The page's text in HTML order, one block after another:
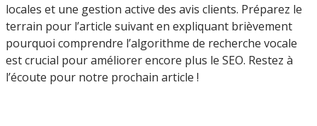
locales et une gestion active des avis clients. Préparez le
terrain pour l’article suivant en expliquant brièvement
pourquoi comprendre l’algorithme de recherche vocale
est crucial pour améliorer encore plus le SEO. Restez à
l’écoute pour notre prochain article !